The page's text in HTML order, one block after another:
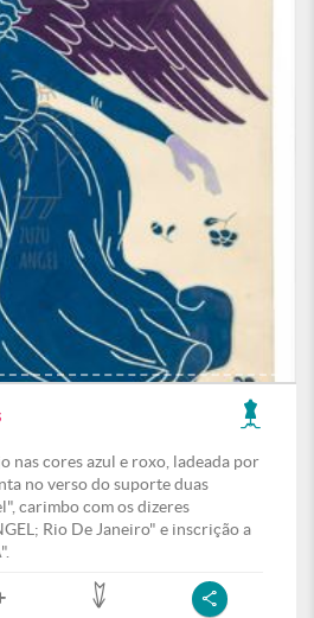
nas cores azul e roxo, ladeada por
no verso do suporte duas
carimbo com os dizeres
Rio De Janeiro" e inscrição a